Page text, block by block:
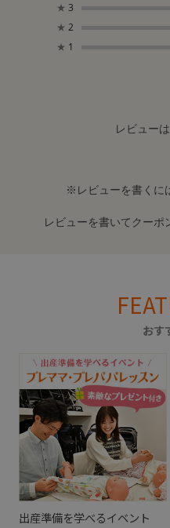
★ 3
★ 2
★ 1
レビュー
※レビューを書くに
レビューを書いてクーポ
おす
出産準備を学べるイベント